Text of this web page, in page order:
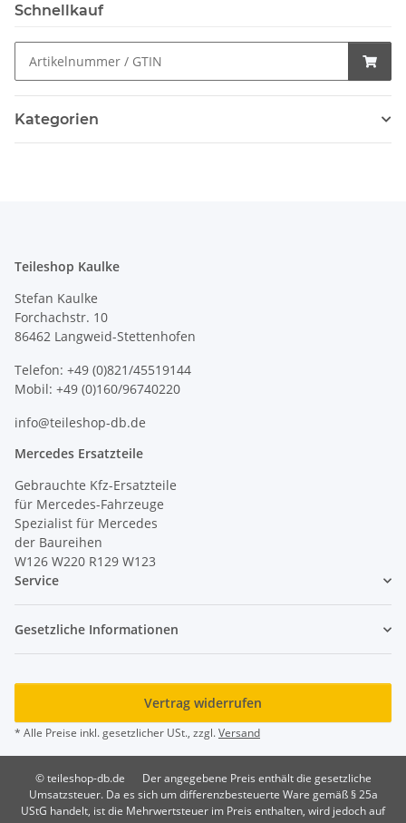
Schnellkauf
Kategorien
Teileshop Kaulke
Stefan Kaulke
Forchachstr. 10
86462 Langweid-Stettenhofen
Telefon: +49 (0)821/45519144
Mobil: +49 (0)160/96740220
info@teileshop-db.de
Mercedes Ersatzteile
Gebrauchte Kfz-Ersatzteile
für Mercedes-Fahrzeuge
Spezialist für Mercedes
der Baureihen
W126 W220 R129 W123
Service
Gesetzliche Informationen
Vertrag widerrufen
* Alle Preise inkl. gesetzlicher USt., zzgl.Versand
© teileshop-db.de
Der angegebene Preis enthält die gesetzliche
Umsatzsteuer. Da es sich um differenzbesteuerte Ware gemäß § 25a
UStG handelt, ist die Mehrwertsteuer im Preis enthalten, wird jedoch auf